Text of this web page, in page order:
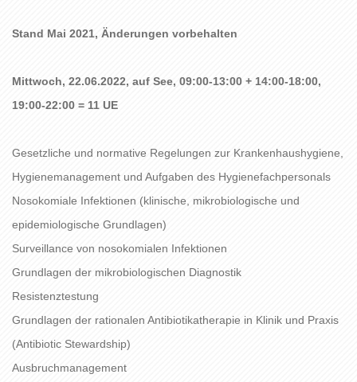
Stand Mai 2021, Änderungen vorbehalten
Mittwoch, 22.06.2022, auf See, 09:00-13:00 + 14:00-18:00,
19:00-22:00 = 11 UE
Gesetzliche und normative Regelungen zur Krankenhaushygiene,
Hygienemanagement und Aufgaben des Hygienefachpersonals
Nosokomiale Infektionen (klinische, mikrobiologische und
epidemiologische Grundlagen)
Surveillance von nosokomialen Infektionen
Grundlagen der mikrobiologischen Diagnostik
Resistenztestung
Grundlagen der rationalen Antibiotikatherapie in Klinik und Praxis
(Antibiotic Stewardship)
Ausbruchmanagement